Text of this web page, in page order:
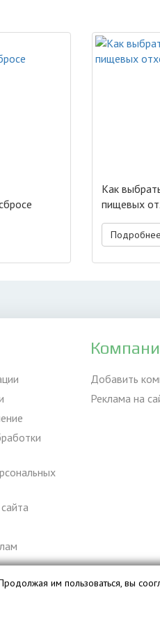
Как
пищевых
Добавить
Реклама на
интеллектуальной
Продолжая им пользоваться, вы